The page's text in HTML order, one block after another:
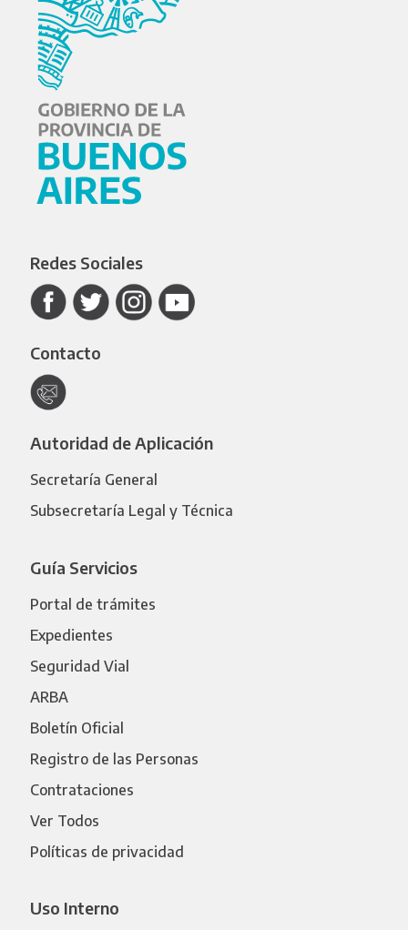
Redes Sociales
Contacto
Autoridad de Aplicación
Secretaría General
Subsecretaría Legal y Técnica
Guía Servicios
Portal de trámites
Expedientes
Seguridad Vial
ARBA
Boletín Oficial
Registro de las Personas
Contrataciones
Ver Todos
Políticas de privacidad
Uso Interno